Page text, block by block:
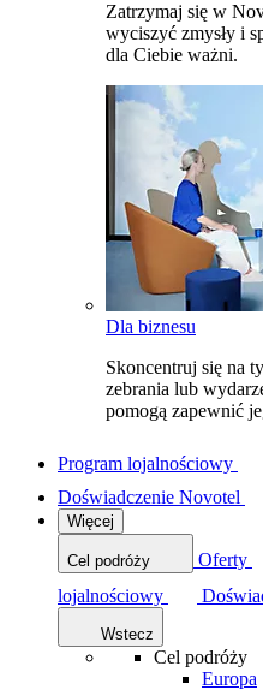
Zatrzymaj się w
wyciszyć zmysły i
dla Ciebie ważni.
Dla biznesu
Skoncentruj się na
zebrania lub
pomogą zapewnić
Program lojalnościowy
Doświadczenie Novotel
Więcej
Cel podróży Oferty
lojalnościowy
Wstecz
Cel podróży
Europa